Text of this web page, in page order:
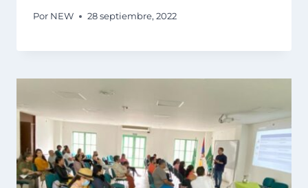
Por NEW 28 septiembre, 2022